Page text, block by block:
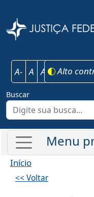
A- A A+ Alto
Buscar
Início
<< Voltar